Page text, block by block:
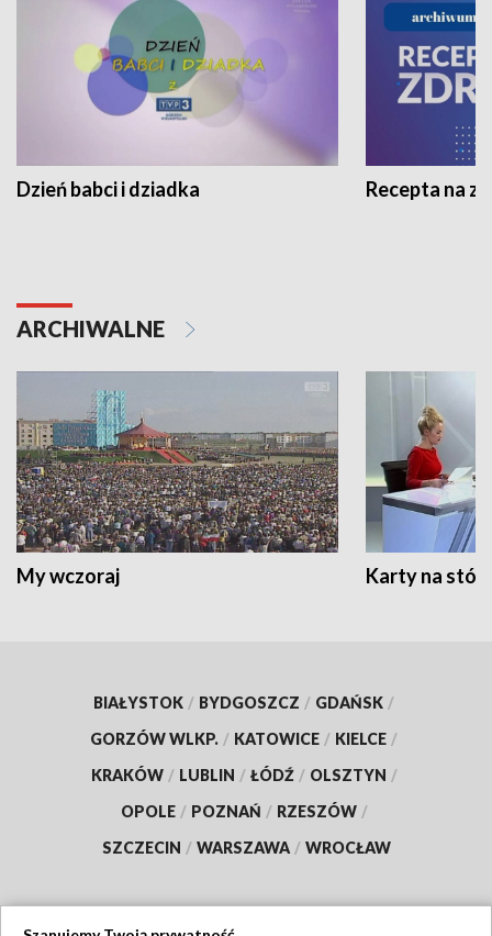
Dzień babci i dziadka Recepta na
ARCHIWALNE
My wczoraj Karty na
BIAŁYSTOK / BYDGOSZCZ / GDAŃSK /
GORZÓW WLKP. / KATOWICE / KIELCE /
KRAKÓW / LUBLIN / ŁÓDŹ / OLSZTYN /
OPOLE / POZNAŃ / RZESZÓW /
SZCZECIN / WARSZAWA / WROCŁAW